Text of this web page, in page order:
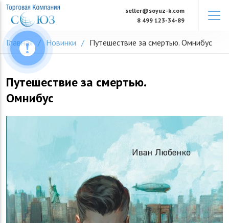
Skip
content
seller@soyuz-k.com
8 499 123-34-89
Главная Новинки Путешествие за смертью. Омнибус
Путешествие за смертью.
Омнибус